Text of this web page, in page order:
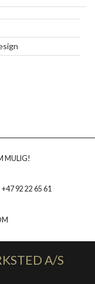
MULIG!
+47 92 22 65 61
A/S